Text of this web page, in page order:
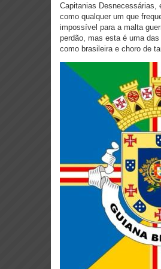
Capitanias Desnecessárias,
como qualquer um que
impossível para a malta
perdão, mas esta é uma
como brasileira e choro de